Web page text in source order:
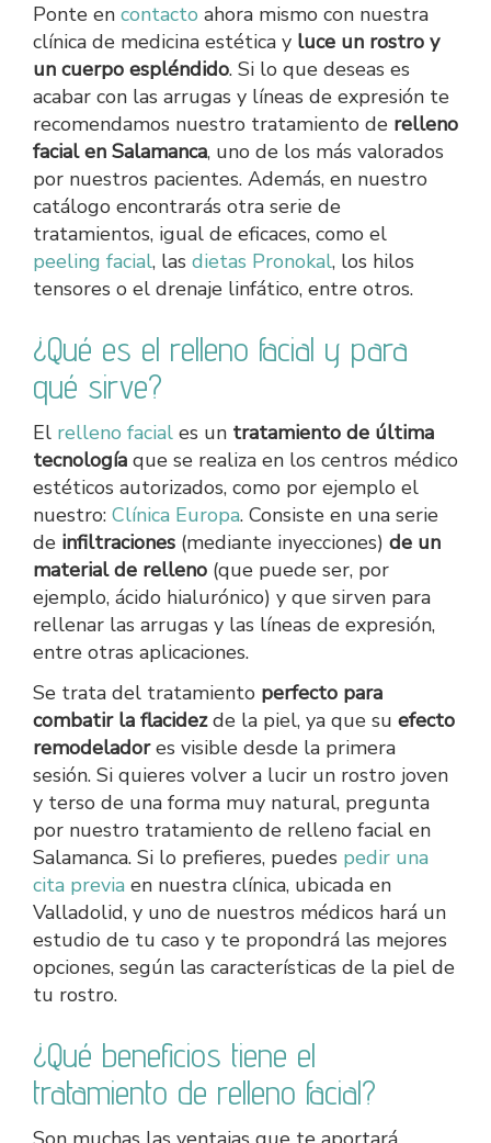
Ponte en contacto ahora mismo con nuestra
clínica de medicina estética y luce un rostro y
un cuerpo espléndido. Si lo que deseas es
acabar con las arrugas y líneas de expresión te
recomendamos nuestro tratamiento de relleno
facial en Salamanca, uno de los más valorados
por nuestros pacientes. Además, en nuestro
catálogo encontrarás otra serie de
tratamientos, igual de eficaces, como el
peeling facial, las dietas Pronokal, los hilos
tensores o el drenaje linfático, entre otros.
¿Qué es el relleno facial y para
qué sirve?
El relleno facial es un tratamiento de última
tecnología que se realiza en los centros médico
estéticos autorizados, como por ejemplo el
nuestro: Clínica Europa. Consiste en una serie
de infiltraciones (mediante inyecciones) de un
material de relleno (que puede ser, por
ejemplo, ácido hialurónico) y que sirven para
rellenar las arrugas y las líneas de expresión,
entre otras aplicaciones.
Se trata del tratamiento perfecto para
combatir la flacidezde la piel, ya que su efecto
remodeladores visible desde la primera
sesión. Si quieres volver a lucir un rostro joven
y terso de una forma muy natural, pregunta
por nuestro tratamiento de relleno facial en
Salamanca. Si lo prefieres, puedes pedir una
cita previa en nuestra clínica, ubicada en
Valladolid, y uno de nuestros médicos hará un
estudio de tu caso y te propondrá las mejores
opciones, según las características de la piel de
tu rostro.
¿Qué beneficios tiene el
tratamiento de relleno facial?